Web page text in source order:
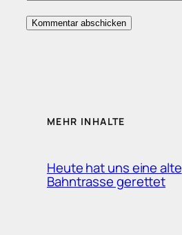
MEHR INHALTE
Heute hat uns eine alte
Bahntrasse gerettet